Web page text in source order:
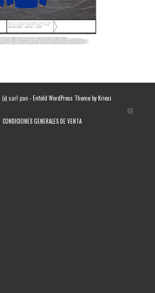
(c) sarl pan -Enfold WordPress Theme by Kriesi
CONDICIONES GENERALES DE VENTA